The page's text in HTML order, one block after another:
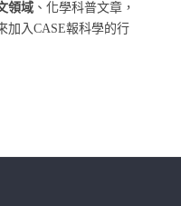
領域 、化學科普文章，
加入CASE報科學的行